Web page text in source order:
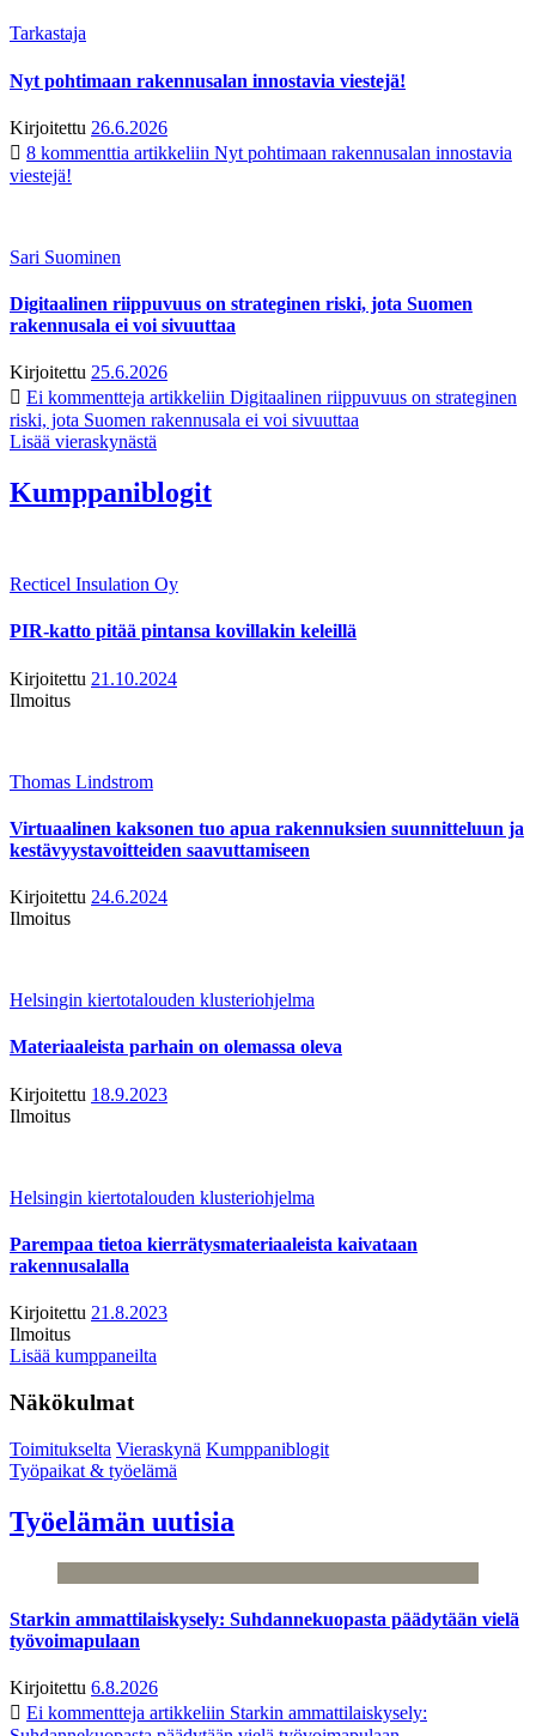
Tarkastaja
Nyt pohtimaan rakennusalan innostavia viestejä!
Kirjoitettu 26.6.2026
8 kommenttia artikkeliin Nyt pohtimaan rakennusalan innostavia
viestejä!
Sari Suominen
Digitaalinen riippuvuus on strateginen riski, jota Suomen
rakennusala ei voi sivuuttaa
Kirjoitettu 25.6.2026
Ei kommentteja artikkeliin Digitaalinen riippuvuus on strateginen
riski, jota Suomen rakennusala ei voi sivuuttaa
Lisää vieraskynästä
Kumppaniblogit
Recticel Insulation Oy
PIR-katto pitää pintansa kovillakin keleillä
Kirjoitettu 21.10.2024
Ilmoitus
Thomas Lindstrom
Virtuaalinen kaksonen tuo apua rakennuksien suunnitteluun ja
kestävyystavoitteiden saavuttamiseen
Kirjoitettu 24.6.2024
Ilmoitus
Helsingin kiertotalouden klusteriohjelma
Materiaaleista parhain on olemassa oleva
Kirjoitettu 18.9.2023
Ilmoitus
Helsingin kiertotalouden klusteriohjelma
Parempaa tietoa kierrätysmateriaaleista kaivataan
rakennusalalla
Kirjoitettu 21.8.2023
Ilmoitus
Lisää kumppaneilta
Näkökulmat
Toimitukselta Vieraskynä Kumppaniblogit
Työpaikat & työelämä
Työelämän uutisia
Starkin ammattilaiskysely: Suhdannekuopasta päädytään vielä
työvoimapulaan
Kirjoitettu 6.8.2026
Ei kommentteja artikkeliin Starkin ammattilaiskysely: